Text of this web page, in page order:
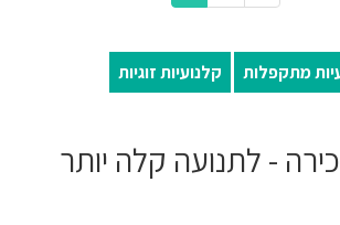
מתקפלות קלנועיות זוגיות
- לתנועה קלה יותר